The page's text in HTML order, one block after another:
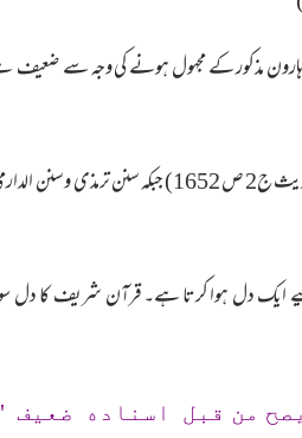
مذکور کے مجہول ہونے کی وجہ سے
ایک دل ہوا کرتا ہے۔ قرآن شریف کا
من قبل اسناده ضعيف